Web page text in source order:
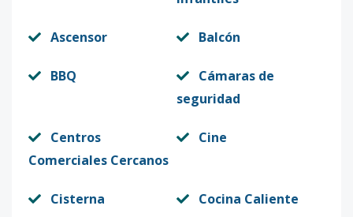
Ascensor Balcón
BBQ
Cámaras de
seguridad
Centros
Comerciales Cercanos
Cine
Cisterna Cocina Caliente